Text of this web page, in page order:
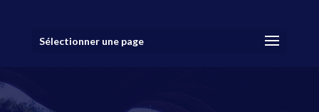
Sélectionner une page